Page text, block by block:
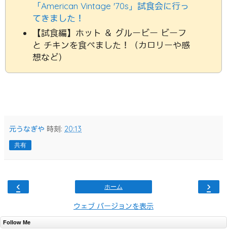
「American Vintage '70s」試食会に行っ
てきました！
【試食編】ホット ＆ グルービー ビーフ
と チキンを食べました！（カロリーや感
想など）
元うなぎや 時刻: 20:13
共有
‹ ›
ホーム
ウェブ バージョンを表示
Follow Me